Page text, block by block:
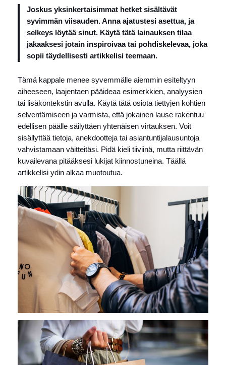
Joskus yksinkertaisimmat hetket sisältävät
syvimmän viisauden. Anna ajatustesi asettua, ja
selkeys löytää sinut. Käytä tätä lainauksen tilaa
jakaaksesi jotain inspiroivaa tai pohdiskelevaa, joka
sopii täydellisesti artikkelisi teemaan.
Tämä kappale menee syvemmälle aiemmin esiteltyyn
aiheeseen, laajentaen pääideaa esimerkkien, analyysien
tai lisäkontekstin avulla. Käytä tätä osiota tiettyjen kohtien
selventämiseen ja varmista, että jokainen lause rakentuu
edellisen päälle säilyttäen yhtenäisen virtauksen. Voit
sisällyttää tietoja, anekdootteja tai asiantuntijalausuntoja
vahvistamaan väitteitäsi. Pidä kieli tiiviinä, mutta riittävän
kuvailevana pitääksesi lukijat kiinnostuneina. Täällä
artikkelisi ydin alkaa muotoutua.